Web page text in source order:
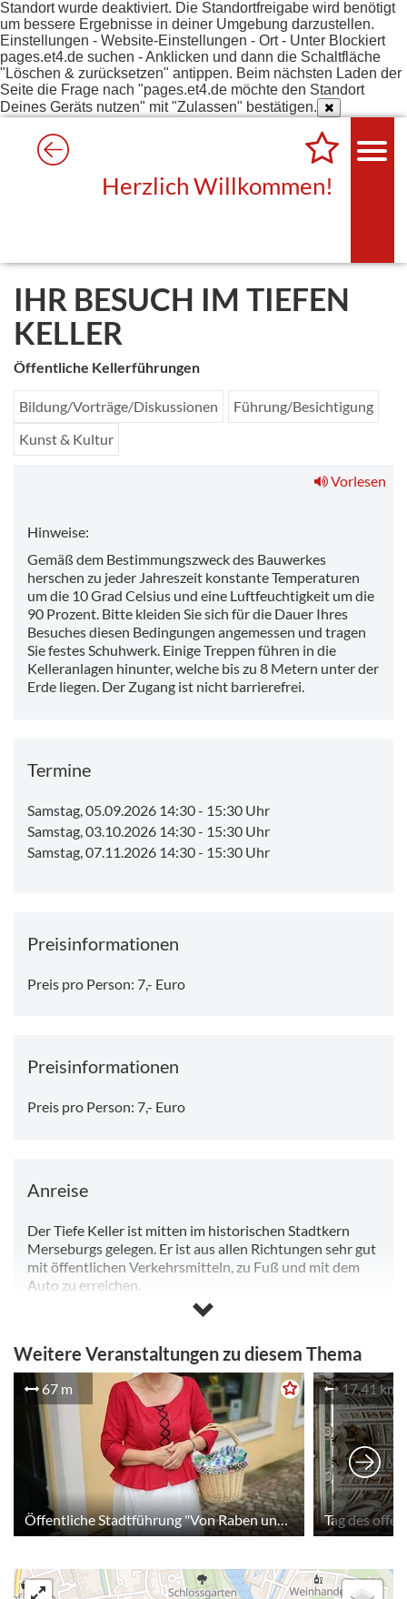
Standort wurde deaktiviert. Die Standortfreigabe wird benötigt
um bessere Ergebnisse in deiner Umgebung darzustellen.
Einstellungen - Website-Einstellungen - Ort - Unter Blockiert
pages.et4.de suchen - Anklicken und dann die Schaltfläche
"Löschen & zurücksetzen" antippen. Beim nächsten Laden der
Seite die Frage nach "pages.et4.de möchte den Standort
Deines Geräts nutzen" mit "Zulassen" bestätigen.
Herzlich Willkommen!
IHR BESUCH IM TIEFEN
KELLER
Öffentliche Kellerführungen
Bildung/Vorträge/Diskussionen
Führung/Besichtigung
Kunst & Kultur
Vorlesen
Hinweise:
Gemäß dem Bestimmungszweck des Bauwerkes
herschen zu jeder Jahreszeit konstante Temperaturen
um die 10 Grad Celsius und eine Luftfeuchtigkeit um die
90 Prozent. Bitte kleiden Sie sich für die Dauer Ihres
Besuches diesen Bedingungen angemessen und tragen
Sie festes Schuhwerk. Einige Treppen führen in die
Kelleranlagen hinunter, welche bis zu 8 Metern unter der
Erde liegen. Der Zugang ist nicht barrierefrei.
Termine
Samstag, 05.09.2026 14:30- 15:30 Uhr
Samstag, 03.10.2026 14:30- 15:30 Uhr
Samstag, 07.11.2026 14:30- 15:30 Uhr
Preisinformationen
Preis pro Person: 7,- Euro
Preisinformationen
Preis pro Person: 7,- Euro
Anreise
Der Tiefe Keller ist mitten im historischen Stadtkern
Merseburgs gelegen. Er ist aus allen Richtungen sehr gut
mit öffentlichen Verkehrsmitteln, zu Fuß und mit dem
Auto zu erreichen.
Vom Bahnhof Merseburg liegen die Keller ca. 2,5 km und
wenige Gehminuten entfernt. In umittelbarer Nähe sind
Rischmühle (kostenlos) gelegen.
Weitere Veranstaltungen zu diesem Thema
67 m
Öffentliche Stadtführung "Von Raben und Zaubersprüchen"
17,41 km
Tag des